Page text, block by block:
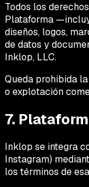
Todos los
Plataforma
diseños, logos,
de datos y
Inklop, LLC.
Queda prohibida
o explotación
7.
Inklop se integra
Instagram)
los términos de